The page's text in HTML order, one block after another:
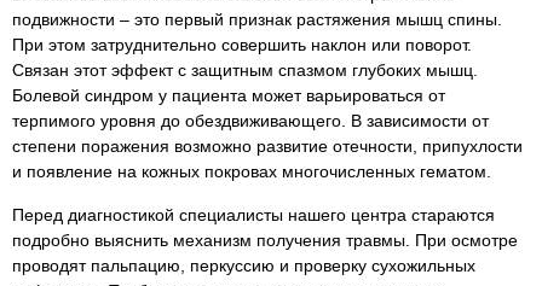
подвижности – это первый признак растяжения мышц спины.
При этом затруднительно совершить наклон или поворот.
Связан этот эффект с защитным спазмом глубоких мышц.
Болевой синдром у пациента может варьироваться от
терпимого уровня до обездвиживающего. В зависимости от
степени поражения возможно развитие отечности, припухлости
и появление на кожных покровах многочисленных гематом.
Перед диагностикой специалисты нашего центра стараются
подробно выяснить механизм получения травмы. При осмотре
проводят пальпацию, перкуссию и проверку сухожильных